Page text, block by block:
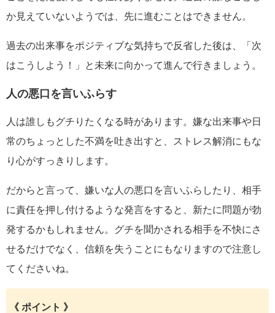
か見えていないようでは、先に進むことはできません。
過去の出来事をポジティブな気持ちで反省した後は、「次
はこうしよう！」と未来に向かって進んで行きましょう。
人の悪口を言いふらす
人は誰しもグチりたくなる時があります。嫌な出来事や日
常のちょっとした不満を吐き出すと、ストレス解消にもな
り心がすっきりします。
だからと言って、嫌いな人の悪口を言いふらしたり、相手
に責任を押し付けるような発言をすると、新たに問題が勃
発するかもしれません。グチを聞かされる相手を不快にさ
せるだけでなく、信頼を失うことにもなりますので注意し
てくださいね。
《 ポイント 》